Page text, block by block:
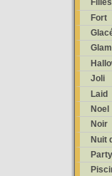
Filles
Fort
Joli
Laid
Noel
Noir
Nuit
Party